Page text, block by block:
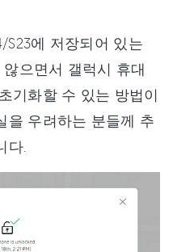
S23에 저장되어 있는
으면서 갤럭시 휴대
기화할 수 있는 방법이
을 우려하는 분들께 추
다.